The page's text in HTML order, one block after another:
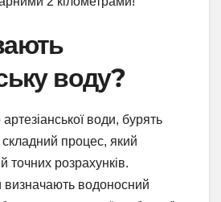
воду?
води, бурять
процес, який
точних розрахунків.
визначають водоносний